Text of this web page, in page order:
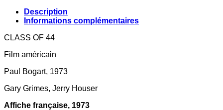
Description
Informations complémentaires
CLASS OF 44
Film américain
Paul Bogart, 1973
Gary Grimes, Jerry Houser
Affiche française, 1973